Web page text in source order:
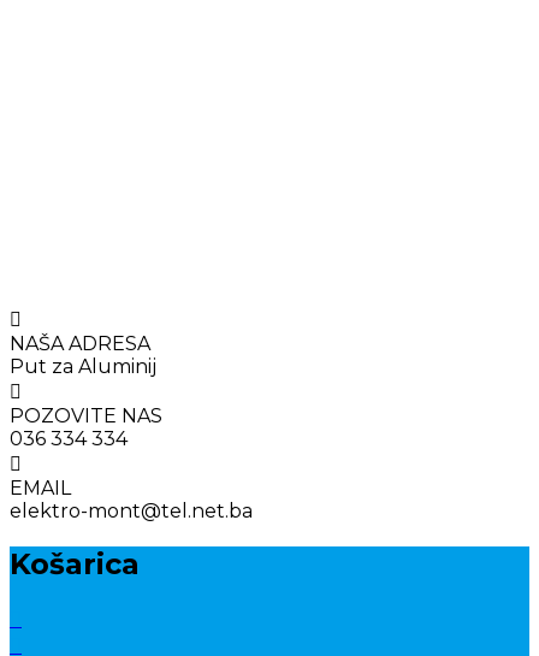
NAŠA ADRESA
Put za Aluminij
POZOVITE NAS
036 334 334
EMAIL
elektro-mont@tel.net.ba
Košarica